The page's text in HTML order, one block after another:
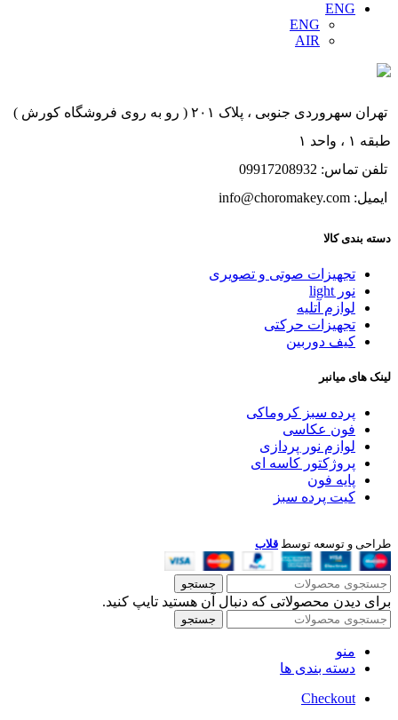
ENG
ENG
AIR
تهران سهروردی جنوبی ، پلاک ۲۰۱ ( رو به روی فروشگاه کورش )
طبقه ۱ ، واحد ۱
تلفن تماس: 09917208932
ایمیل: info@choromakey.com
دسته بندی کالا
تجهیزات صوتی و تصویری
نور light
لوازم آتلیه
تجهیزات حرکتی
کیف دوربین
لینک های میانبر
پرده سبز کروماکی
فون عکاسی
لوازم نور پردازی
پروژکتور کاسه ای
پایه فون
کیت پرده سبز
طراحی و توسعه توسط قلاب
جستجو
برای دیدن محصولاتی که دنبال آن هستید تایپ کنید.
جستجو
منو
دسته بندی ها
Checkout